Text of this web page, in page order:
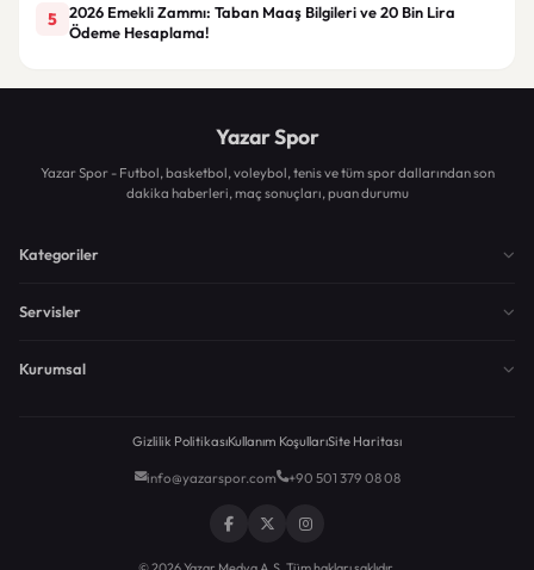
5
2026 Emekli Zammı: Taban Maaş Bilgileri ve 20 Bin Lira
Ödeme Hesaplama!
Yazar Spor
Yazar Spor - Futbol, basketbol, voleybol, tenis ve tüm spor dallarından son
dakika haberleri, maç sonuçları, puan durumu
Kategoriler
Servisler
Kurumsal
Gizlilik PolitikasıKullanım KoşullarıSite Haritası
info@yazarspor.com +90 501 379 08 08